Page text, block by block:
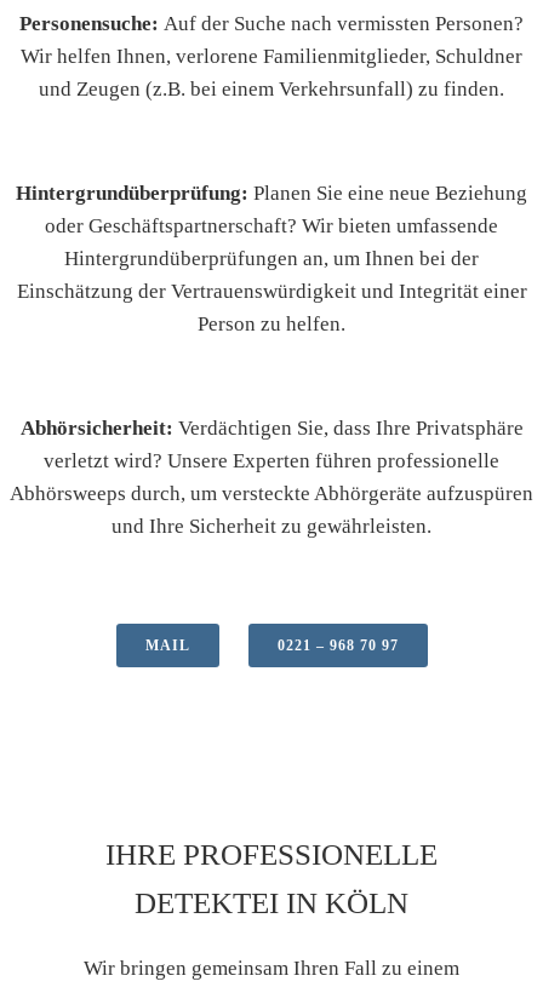
Personensuche: Auf der Suche nach vermissten Personen?
Wir helfen Ihnen, verlorene Familienmitglieder, Schuldner
und Zeugen (z.B. bei einem Verkehrsunfall) zu finden.
Hintergrundüberprüfung: Planen Sie eine neue Beziehung
oder Geschäftspartnerschaft? Wir bieten umfassende
Hintergrundüberprüfungen an, um Ihnen bei der
Einschätzung der Vertrauenswürdigkeit und Integrität einer
Person zu helfen.
Abhörsicherheit: Verdächtigen Sie, dass Ihre Privatsphäre
verletzt wird? Unsere Experten führen professionelle
Abhörsweeps durch, um versteckte Abhörgeräte aufzuspüren
und Ihre Sicherheit zu gewährleisten.
MAIL 0221 – 968 70 97
IHRE PROFESSIONELLE
DETEKTEI IN KÖLN
Wir bringen gemeinsam Ihren Fall zu einem